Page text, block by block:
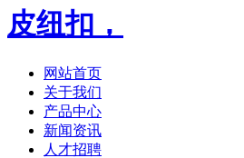
网站首页
关于我们
产品中心
新闻资讯
人才招聘